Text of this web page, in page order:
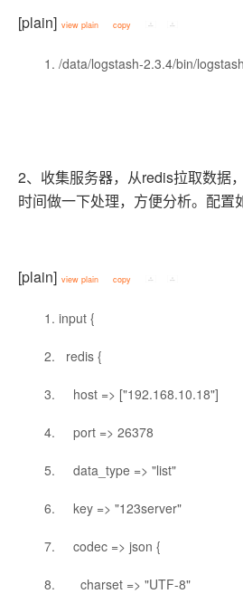
[plain] view plain copy
/data/logstash-2.3.4/bin/
2、收集服务器，从redis拉取数据
时间做一下处理，方便分析。配置
[plain] view plain copy
input {
redis {
host => ["192.168.10.18"]
port => 26378
data_type => "list"
key => "123server"
codec => json {
charset => "UTF-8"